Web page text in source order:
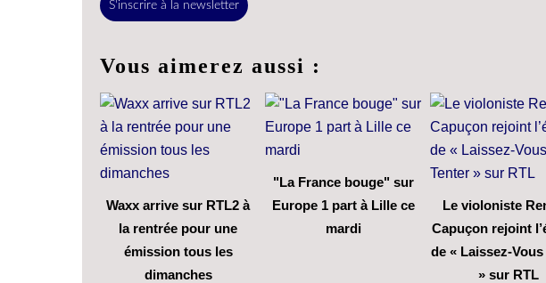
S'inscrire à la newsletter
Vous aimerez aussi :
Waxx arrive sur RTL2 à
la rentrée pour une
émission tous les
dimanches
"La France bouge" sur
Europe 1 part à Lille ce
mardi
Le violoniste
Capuçon rejoint
de « Laissez-Vous
» sur RTL